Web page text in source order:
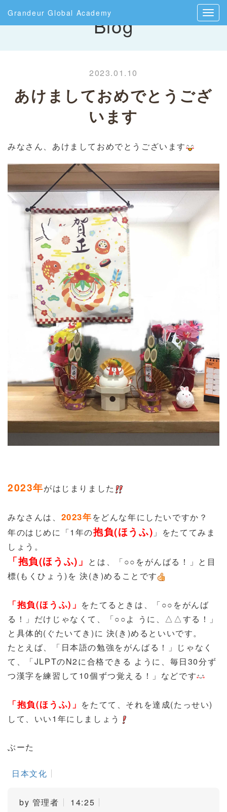
Grandeur Global AcademyBlog
2023.01.10
あけましておめでとうござ
います
みなさん、あけましておめでとうございます
2023年がはじまりました
みなさんは、 2023年をどんな年にしたいですか？
年のはじめに「1年の抱負(ほうふ) 」をたててみま
しょう。
「抱負(ほうふ) 」 とは、「○○をがんばる！」と目
標(もくひょう)を 決(き)めることです
「抱負(ほうふ)」 をたてるときは、「○○をがんば
る！」だけじゃなくて、「○○よ うに、△△する！」
と具体的(ぐたいてき)に 決(き)めるといいです。
たとえば、「日本語の勉強をがんばる！」じゃなく
て、「JLPTのN2に合格できる ように、毎日30分ず
つ漢字を練習して10個ずつ覚える！」などです
「抱負(ほうふ)」 をたてて、それを達成(たっせい)
して、いい1年にしましょう
ぶーた
日本文化
by 管理者 14:25